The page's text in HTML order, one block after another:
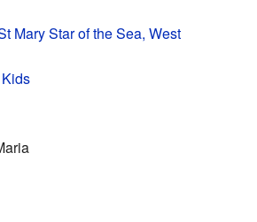
Mary Star of the Sea, West